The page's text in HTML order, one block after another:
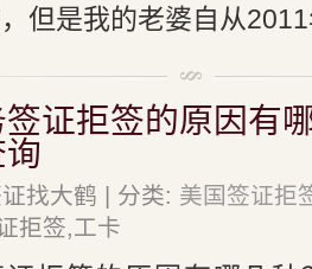
但是我的老婆自从
证拒签的原因有
找大鹤 | 分类: 美国签证拒
拒签,工卡